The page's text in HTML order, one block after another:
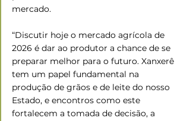
mercado.
“Discutir hoje o mercado agrícola de
2026 é dar ao produtor a chance de se
preparar melhor para o futuro. Xanxerê
tem um papel fundamental na
produção de grãos e de leite do nosso
Estado, e encontros como este
fortalecem a tomada de decisão, a